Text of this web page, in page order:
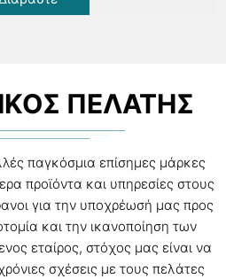
ΠΕΛΆΤΗΣ
παγκόσμια επίσημες μάρκες
προϊόντα και υπηρεσίες στους
για την υποχρέωσή μας προς
και την ικανοποίηση των
εταίρος, στόχος μας είναι να
σχέσεις με τους πελάτες